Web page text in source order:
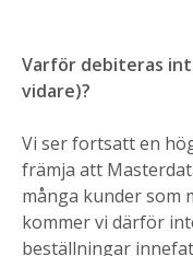
Varför debiteras
vidare)?
Vi ser fortsatt en
främja att
många kunder som
kommer vi därför
beställningar